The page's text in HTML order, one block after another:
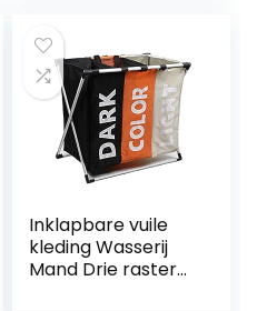
Inklapbare vuile
kleding Wasserij
Mand Drie raster